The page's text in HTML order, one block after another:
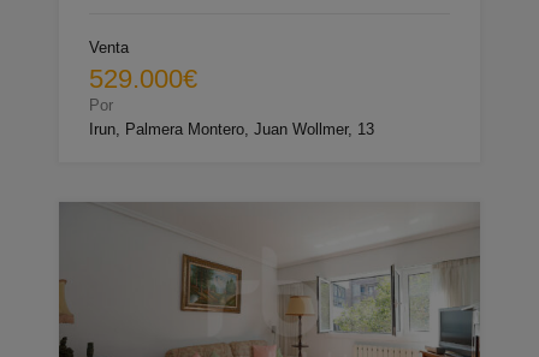
Venta
529.000€
Por
Irun, Palmera Montero, Juan Wollmer, 13